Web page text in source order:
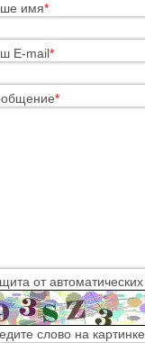
имя*
E-mail*
*
от
слово на картинке